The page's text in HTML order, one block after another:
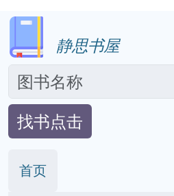
静思书屋
找书点击
首页